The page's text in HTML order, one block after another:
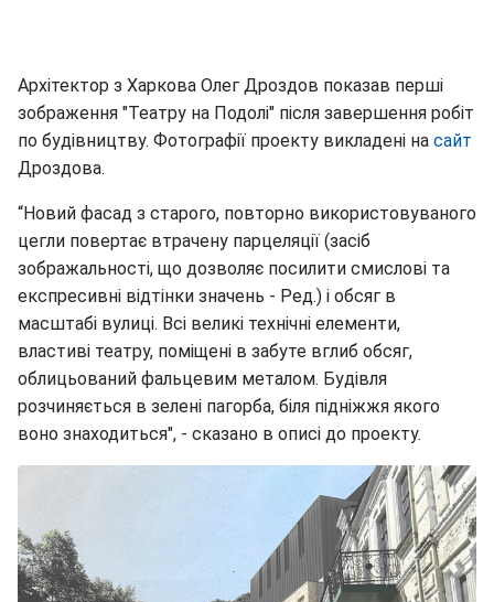
Архітектор з Харкова Олег Дроздов показав перші
зображення "Театру на Подолі" після завершення робіт
по будівництву. Фотографії проекту викладені на сайт
Дроздова.
“Новий фасад з старого, повторно використовуваного
цегли повертає втрачену парцеляції (засіб
зображальності, що дозволяє посилити смислові та
експресивні відтінки значень - Ред.) і обсяг в
масштабі вулиці. Всі великі технічні елементи,
властиві театру, поміщені в забуте вглиб обсяг,
облицьований фальцевим металом. Будівля
розчиняється в зелені пагорба, біля підніжжя якого
воно знаходиться", - сказано в описі до проекту.